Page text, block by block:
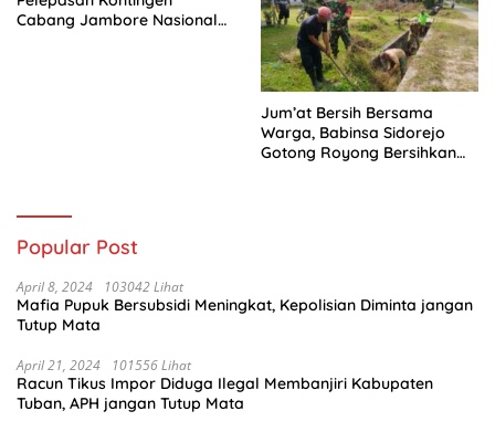
Cabang Jambore Nasional
Jum’at Bersih Bersama
Warga, Babinsa Sidorejo
Gotong Royong Bersihkan
Popular Post
April 8, 2024 103042 Lihat
Mafia Pupuk Bersubsidi Meningkat, Kepolisian Diminta jangan
Tutup Mata
April 21, 2024 101556 Lihat
Racun Tikus Impor Diduga Ilegal Membanjiri Kabupaten
Tuban, APH jangan Tutup Mata